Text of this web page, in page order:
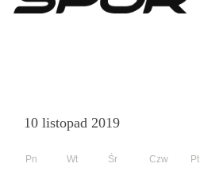
10 listopad 2019
Pn Wt Śr Czw Pt